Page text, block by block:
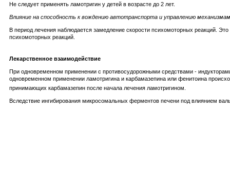
Не следует применять ламотригин у детей в возрасте до 2 лет.
Влияние на способность к вождению автотранспорта и управлению
В период лечения наблюдается замедление скорости психомоторных реакций.
психомоторных реакций.
Лекарственное взаимодействие
При одновременном применении с противосудорожными средствами -
одновременном применении ламотригина и карбамазепина или фенитоина
принимающих карбамазепин после начала лечения ламотригином.
Вследствие ингибирования микросомальных ферментов печени под влиянием